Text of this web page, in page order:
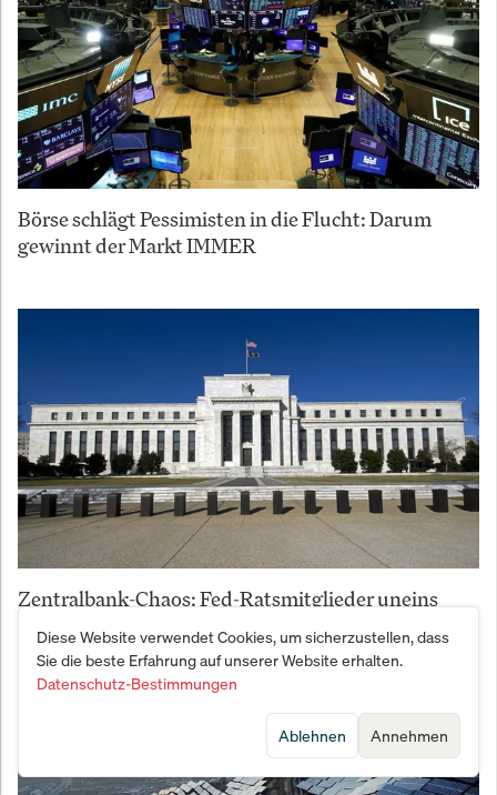
Börse schlägt Pessimisten in die Flucht: Darum
gewinnt der Markt IMMER
Zentralbank-Chaos: Fed-Ratsmitglieder uneins
über Zinswende – Das bedeutet es für Ihr Depot
Diese Website verwendet Cookies, um sicherzustellen, dass
Sie die beste Erfahrung auf unserer Website erhalten.
Datenschutz-Bestimmungen
Annehmen
Ablehnen